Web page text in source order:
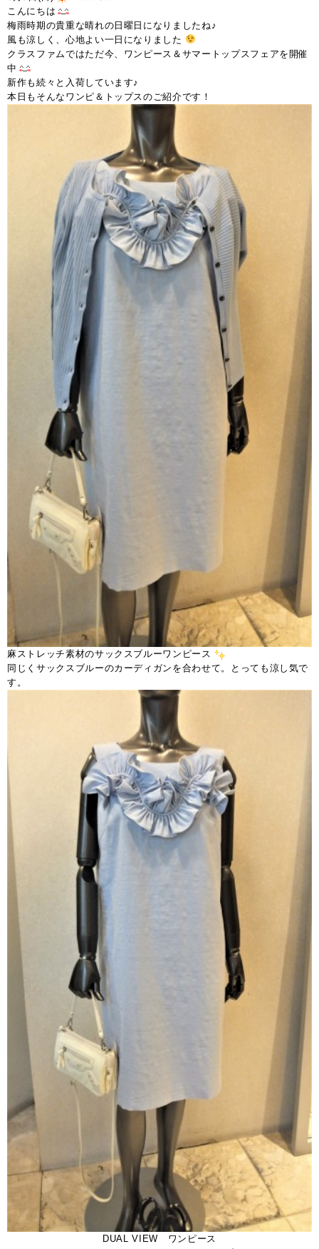
こんにちは
梅雨時期の貴重な晴れの日曜日になりましたね♪
風も涼しく、心地よい一日になりました
クラスファムではただ今、ワンピース＆サマートップスフェアを開催
中
新作も続々と入荷しています♪
本日もそんなワンピ＆トップスのご紹介です！
麻ストレッチ素材のサックスブルーワンピース
同じくサックスブルーのカーディガンを合わせて。とっても涼し気で
す。
DUAL VIEW ワンピース